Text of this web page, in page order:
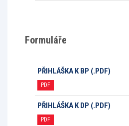
Formuláře
PŘIHLÁŠKA K BP (.PDF)
PDF
PŘIHLÁŠKA K DP (.PDF)
PDF